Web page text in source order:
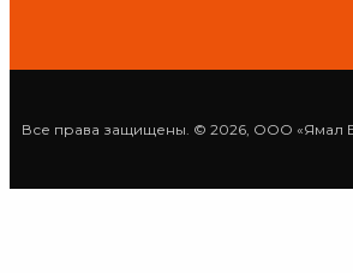
Все права защищены. © 2026, ООО «Ямал